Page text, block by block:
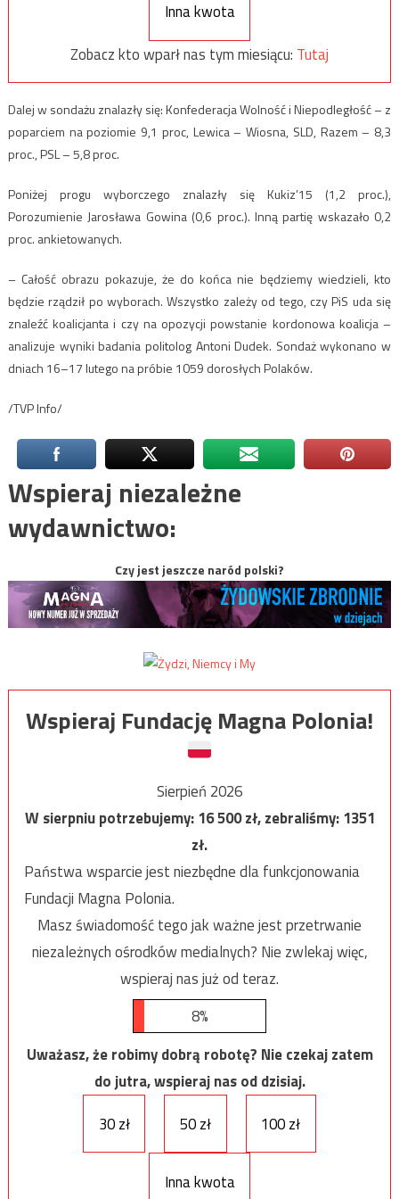
Inna kwota
Zobacz kto wparł nas tym miesiącu: Tutaj
Dalej w sondażu znalazły się: Konfederacja Wolność i Niepodległość – z
poparciem na poziomie 9,1 proc, Lewica – Wiosna, SLD, Razem – 8,3
proc., PSL – 5,8 proc.
Poniżej progu wyborczego znalazły się Kukiz’15 (1,2 proc.),
Porozumienie Jarosława Gowina (0,6 proc.). Inną partię wskazało 0,2
proc. ankietowanych.
– Całość obrazu pokazuje, że do końca nie będziemy wiedzieli, kto
będzie rządził po wyborach. Wszystko zależy od tego, czy PiS uda się
znaleźć koalicjanta i czy na opozycji powstanie kordonowa koalicja –
analizuje wyniki badania politolog Antoni Dudek. Sondaż wykonano w
dniach 16–17 lutego na próbie 1059 dorosłych Polaków.
/TVP Info/
Wspieraj niezależne
wydawnictwo:
Czy jest jeszcze naród polski?
Wspieraj Fundację Magna Polonia!
Sierpień 2026
W sierpniu potrzebujemy:16 500zł, zebraliśmy:1351
zł.
Państwa wsparcie jest niezbędne dla funkcjonowania
Fundacji Magna Polonia.
Masz świadomość tego jak ważne jest przetrwanie
niezależnych ośrodków medialnych? Nie zwlekaj więc,
wspieraj nas już od teraz.
8%
Uważasz, że robimy dobrą robotę? Nie czekaj zatem
do jutra, wspieraj nas od dzisiaj.
30 zł
50 zł 100 zł
Inna kwota